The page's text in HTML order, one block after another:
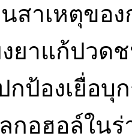
สาเหตุขอ
งยาแก้ปว
ป้องเยื่อบุ
กอฮอล์ใน